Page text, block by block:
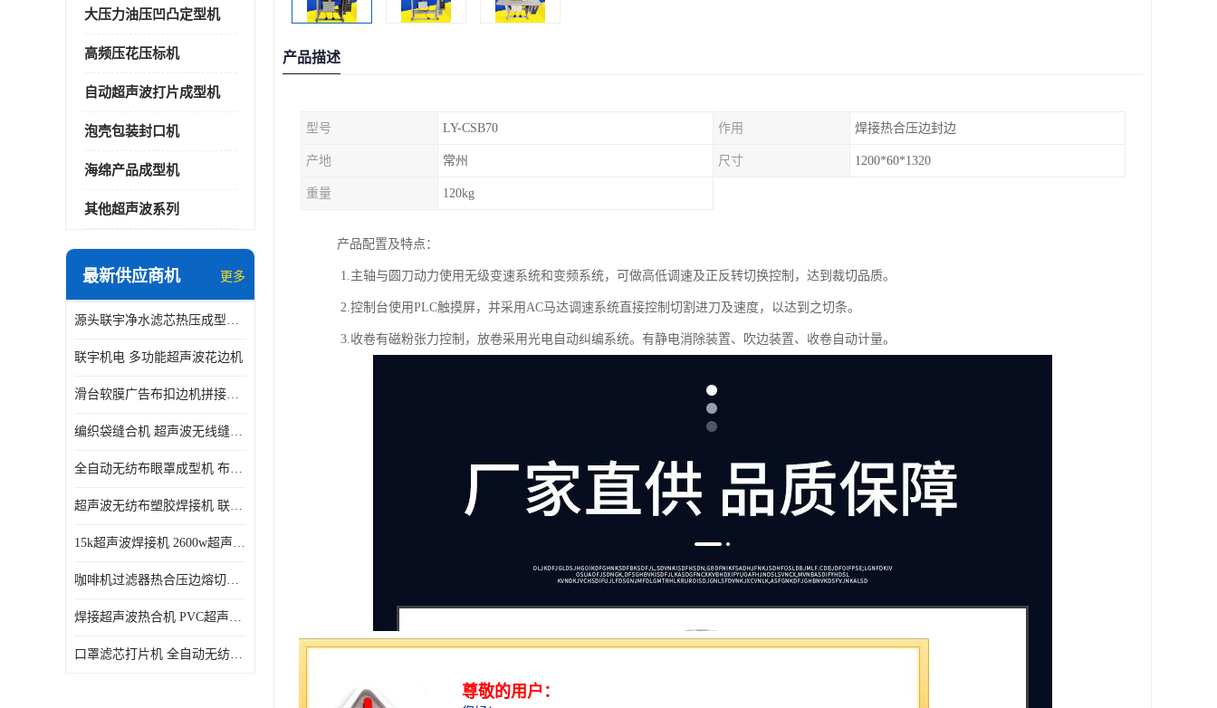
大压力油压凹凸定型机
高频压花压标机
自动超声波打片成型机
泡壳包装封口机
海绵产品成型机
其他超声波系列
最新供应商机 更多
源头联宇净水滤芯热压成型机器 超声波大功率封边机
联宇机电 多功能超声波花边机
滑台软膜广告布扣边机拼接机用于焊接热合拼接作用
编织袋缝合机 超声波无线缝合机 厂家现货供应
全自动无纺布眼罩成型机 布料海绵眼罩热合切边机
超声波无纺布塑胶焊接机 联宇制造
15k超声波焊接机 2600w超声波焊接机 联宇制造
咖啡机过滤器热合压边熔切机 超声波无纺布喷胶棉热合机
焊接超声波热合机 PVC超声波焊接机 无纺布超声波设备
口罩滤芯打片机 全自动无纺布压花压标设备 多层料复合机
产品描述
型号 LY-CSB70 作用 焊接热合压边封边
产地 常州 尺寸 1200*60*1320
重量 120kg
产品配置及特点：
1.主轴与圆刀动力使用无级变速系统和变频系统，可做高低调速及正反转切换控制，达到裁切品质。
2.控制台使用PLC触摸屏，并采用AC马达调速系统直接控制切割进刀及速度，以达到之切条。
3.收卷有磁粉张力控制，放卷采用光电自动纠编系统。有静电消除装置、吹边装置、收卷自动计量。